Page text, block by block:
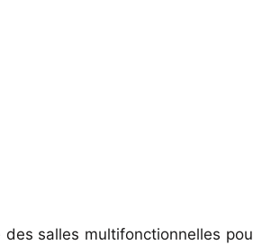
salles multifonctionnelles